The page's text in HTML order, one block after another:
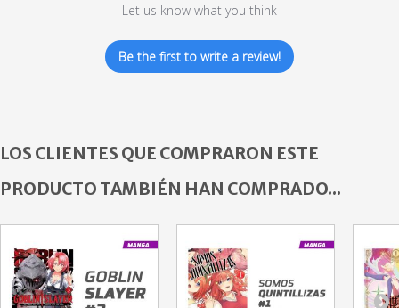
Let us know what you think
Be the first to write a review!
LOS CLIENTES QUE COMPRARON ESTE
PRODUCTO TAMBIÉN HAN COMPRADO...